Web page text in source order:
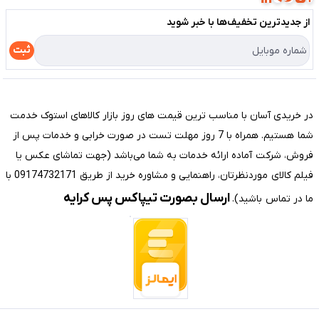
لیست محصولات
درباره ما
تماس با ما
حریم خصوصی
راهنما
از جدید‌ترین تخفیف‌ها با‌ خبر شوید
ثبت
در خریدی آسان با مناسب ترین قیمت های روز بازار کالاهای استوک خدمت
شما هستیم. همراه با 7 روز مهلت تست در صورت خرابی و خدمات پس از
فروش، شرکت آماده ارائه خدمات به شما می‌باشد (جهت تماشای عکس یا
فیلم کالای موردنظرتان، راهنمایی و مشاوره خرید از طریق 09174732171 با
ما در تماس باشید).ارسال بصورت تیپاکس پس کرایه